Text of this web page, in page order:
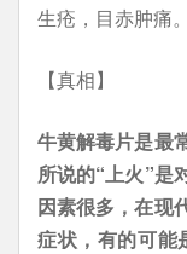
生疮，目赤肿痛。
【真相】
牛黄解毒片是最
所说的“上火”是
因素很多，在现
症状，有的可能